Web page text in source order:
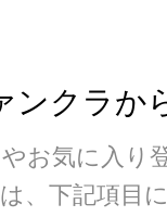
ンクラか
お気に入り
、下記項目